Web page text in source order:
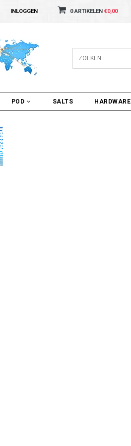
INLOGGEN 0 ARTIKELEN €0,00
POD SALTS HARDWARE